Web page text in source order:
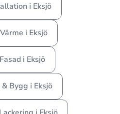
i Eksjö
i Eksjö
i Eksjö
& Bygg i Eksjö